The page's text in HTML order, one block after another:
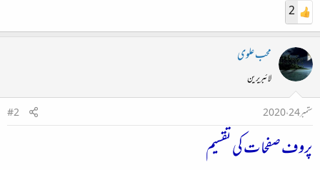
2
محب علوی
لائبریرین
ستمبر 24، 2020
#2
پروف صفحات کی تقسیم